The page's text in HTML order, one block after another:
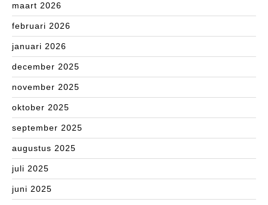
maart 2026
februari 2026
januari 2026
december 2025
november 2025
oktober 2025
september 2025
augustus 2025
juli 2025
juni 2025